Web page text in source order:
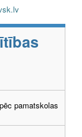
pamatskolas